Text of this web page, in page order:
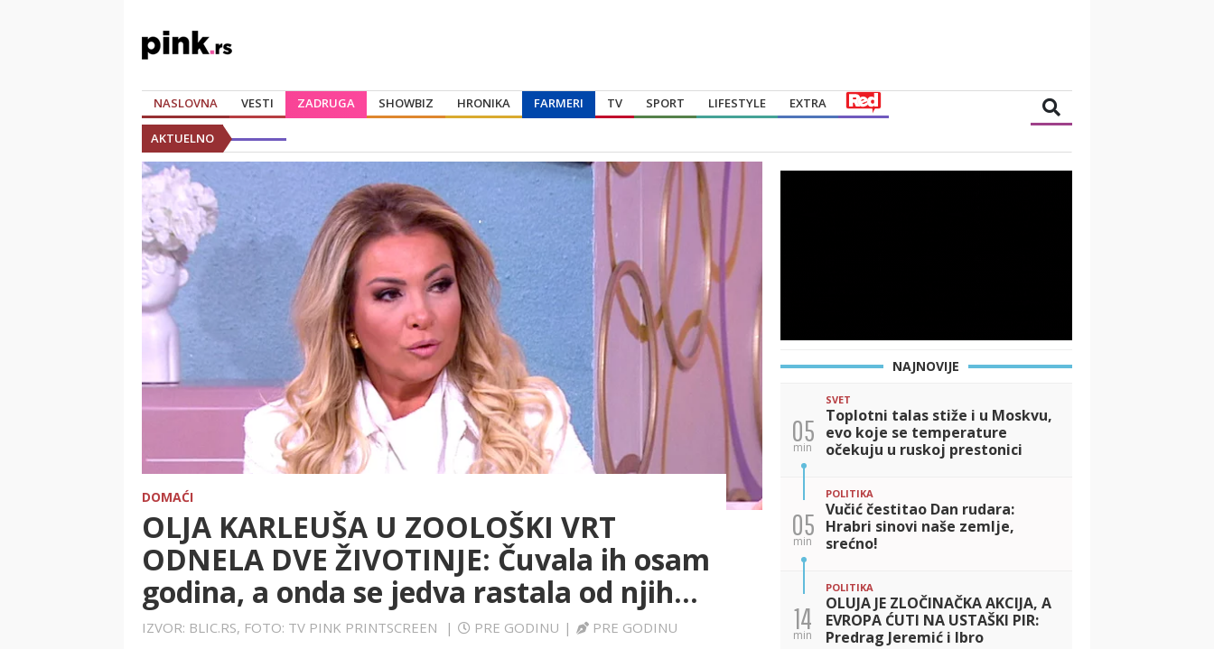
NASLOVNA VESTI ZADRUGA SHOWBIZ HRONIKA FARMERI TV SPORT LIFESTYLE EXTRA
AKTUELNO
DOMAĆI
OLJA KARLEUŠA U ZOOLOŠKI VRT
ODNELA DVE ŽIVOTINJE: Čuvala ih osam
godina, a onda se jedva rastala od njih...
IZVOR: BLIC.RS, FOTO: TV PINK PRINTSCREEN | PRE GODINU | PRE GODINU
NAJNOVIJE
05
min
SVET
Toplotni talas stiže i u Moskvu,
evo koje se temperature
očekuju u ruskoj prestonici
05
min
POLITIKA
Vučić čestitao Dan rudara:
Hrabri sinovi naše zemlje,
srećno!
14
min
POLITIKA
OLUJA JE ZLOČINAČKA AKCIJA, A
EVROPA ĆUTI NA USTAŠKI PIR:
Predrag Jeremić i Ibro